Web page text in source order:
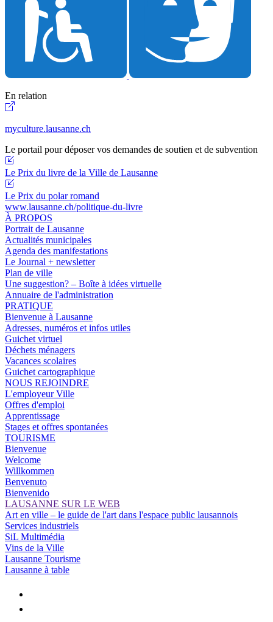
En relation
myculture.lausanne.ch
Le portail pour déposer vos demandes de soutien et de subvention
Le Prix du livre de la Ville de Lausanne
Le Prix du polar romand
www.lausanne.ch/politique-du-livre
À PROPOS
Portrait de Lausanne
Actualités municipales
Agenda des manifestations
Le Journal + newsletter
Plan de ville
Une suggestion? – Boîte à idées virtuelle
Annuaire de l'administration
PRATIQUE
Bienvenue à Lausanne
Adresses, numéros et infos utiles
Guichet virtuel
Déchets ménagers
Vacances scolaires
Guichet cartographique
NOUS REJOINDRE
L'employeur Ville
Offres d'emploi
Apprentissage
Stages et offres spontanées
TOURISME
Bienvenue
Welcome
Willkommen
Benvenuto
Bienvenido
LAUSANNE SUR LE WEB
Art en ville – le guide de l'art dans l'espace public lausannois
Services industriels
SiL Multimédia
Vins de la Ville
Lausanne Tourisme
Lausanne à table